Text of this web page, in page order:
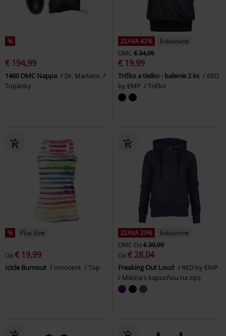
%
€ 194,99
1460 DMC Nappa
Dr. Martens
Topánky
ZĽAVA 42%
Exkluzívne
OMC € 34,99
€ 19,99
Tričko a tielko - balenie 2 ks
RED
by EMP
Tričko
% Plus Size
Od € 19,99
Icicle Burnout Innocent Top
ZĽAVA 29%
Exkluzívne
OMC Od € 39,99
Od € 28,04
Freaking Out Loud
RED by EMP
Mikina s kapucňou na zips